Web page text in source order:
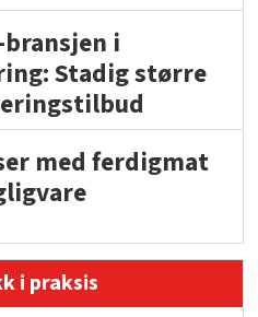
bransjen i
Stadig større
med ferdigmat
i praksis